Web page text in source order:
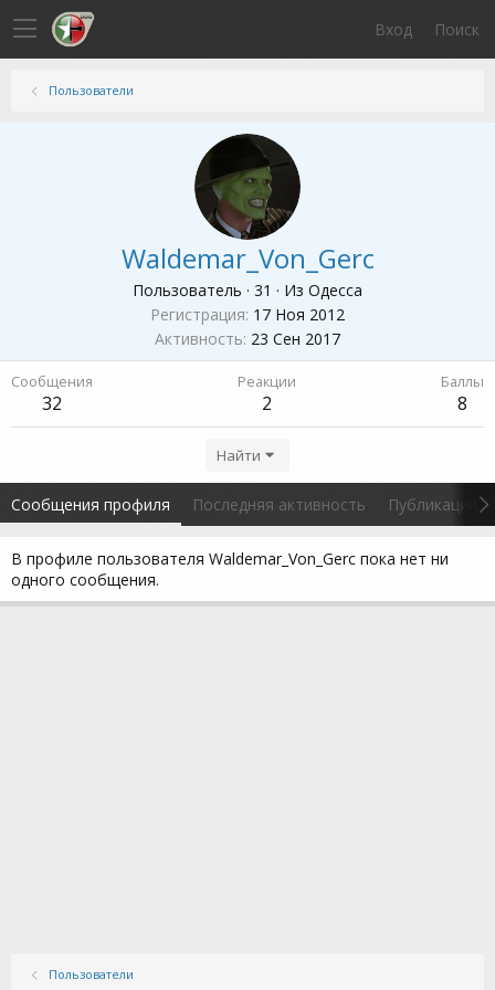
Вход Поиск
Пользователи
Waldemar_Von_Gerc
Пользователь · 31 · Из Одесса
Регистрация 17 Ноя 2012
Активность 23 Сен 2017
Сообщения
32
Реакции
2
Баллы
8
Найти
Сообщения профиля Последняя активность Публикации
В профиле пользователя Waldemar_Von_Gerc пока нет ни
одного сообщения.
Пользователи